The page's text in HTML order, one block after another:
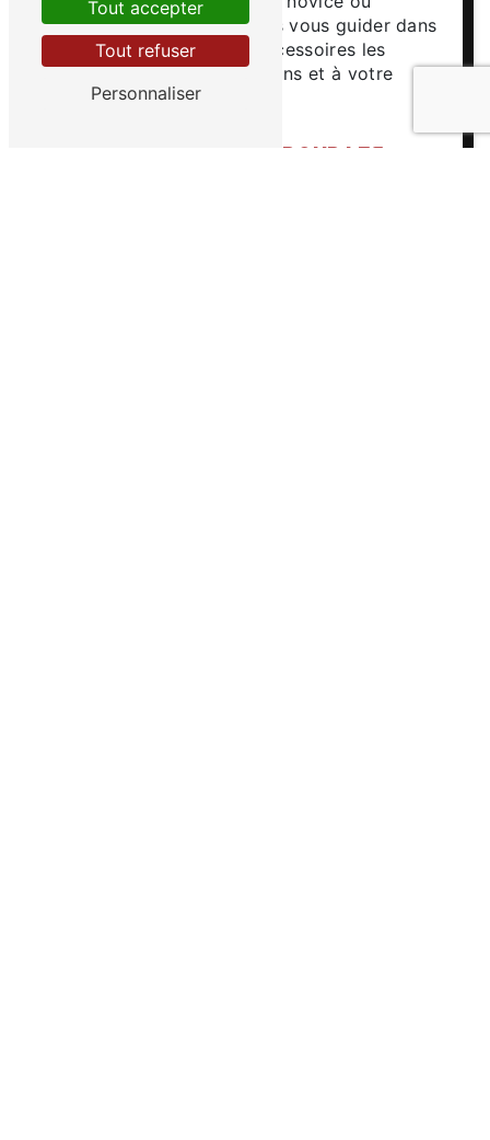
expérimenté, nous saurons vous guider dans
le choix du vélo et des accessoires les
mieux adaptés à vos besoins et à votre
pratique.
UN INCONTOURNABLE POUR LES
Tout accepter
Tout refuser
Personnaliser